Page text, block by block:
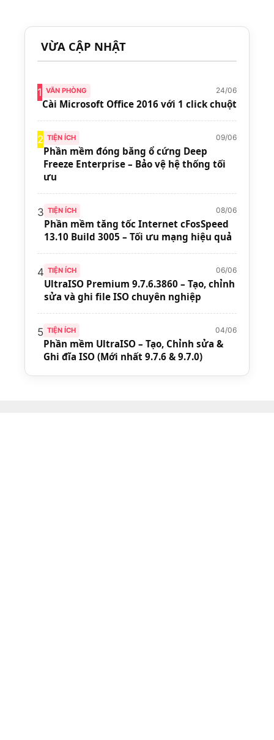
VỪA CẬP NHẬT
1 VĂN PHÒNG 24/06
Cài Microsoft Office 2016 với 1 click chuột
2 TIỆN ÍCH 09/06
Phần mềm đóng băng ổ cứng Deep
Freeze Enterprise – Bảo vệ hệ thống tối
ưu
3 TIỆN ÍCH 08/06
Phần mềm tăng tốc Internet cFosSpeed
13.10 Build 3005 – Tối ưu mạng hiệu quả
4 TIỆN ÍCH 06/06
UltraISO Premium 9.7.6.3860 – Tạo, chỉnh
sửa và ghi file ISO chuyên nghiệp
5 TIỆN ÍCH 04/06
Phần mềm UltraISO – Tạo, Chỉnh sửa &
Ghi đĩa ISO (Mới nhất 9.7.6 & 9.7.0)